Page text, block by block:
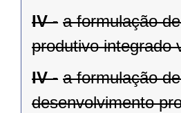
IV - a formulação
produtivo integrado
IV - a formulação
desenvolvimento